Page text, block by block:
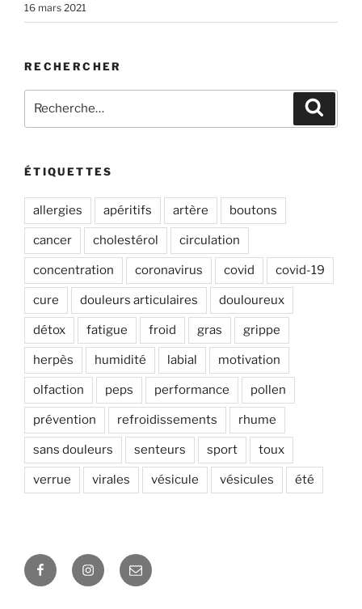
16 mars 2021
RECHERCHER
pour
ÉTIQUETTES
allergies apéritifs artère boutons
cancer cholestérol circulation
concentration coronavirus covid covid-19
cure douleurs articulaires douloureux
détox fatigue froid gras grippe
herpès humidité labial motivation
olfaction peps performance pollen
prévention refroidissements rhume
sans douleurs senteurs sport toux
verrue virales vésicule vésicules été
FacebookInstagram
E-
mail